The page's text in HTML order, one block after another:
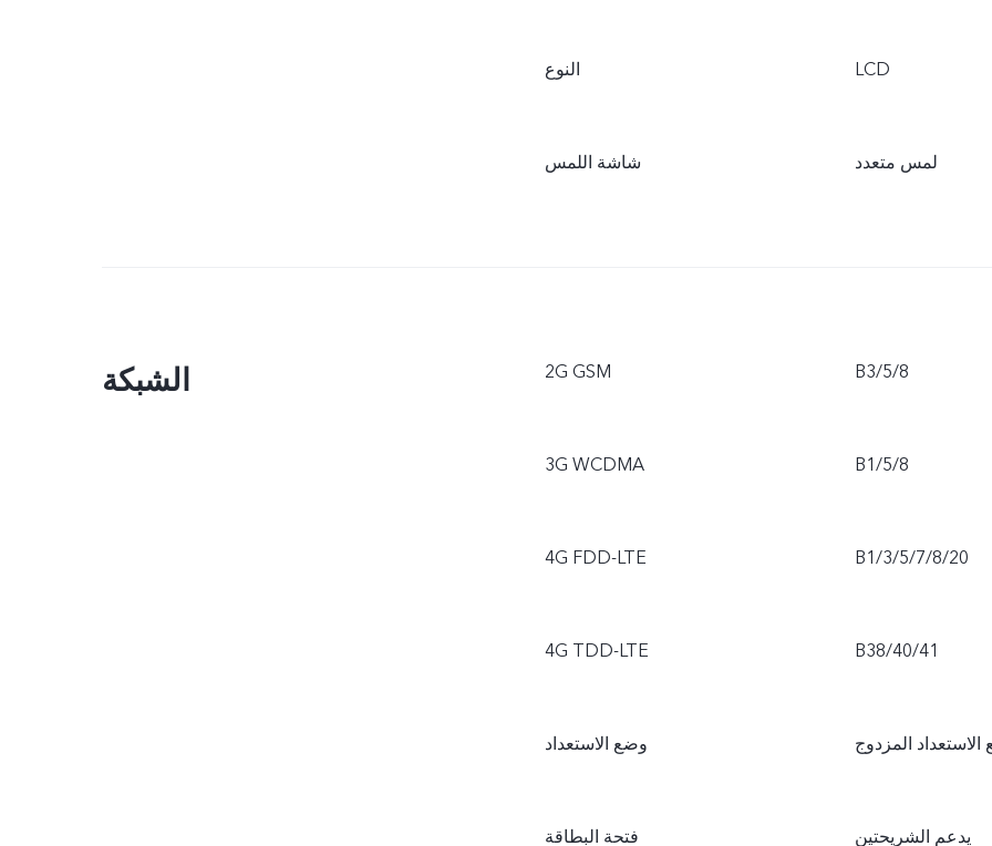
النوع LCD
شاشة اللمس لمس متعدد
الشبكة 2G GSM B3/5/8
3G WCDMA B1/5/8
4G FDD-LTE B1/3/5/7/8/20
4G TDD-LTE B38/40/41
وضع الاستعداد المزدوج
فتحة البطاقة يدعم الشريحتين